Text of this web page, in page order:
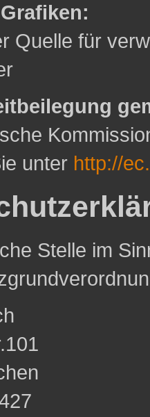
Quelle für
unter http://
Stelle im